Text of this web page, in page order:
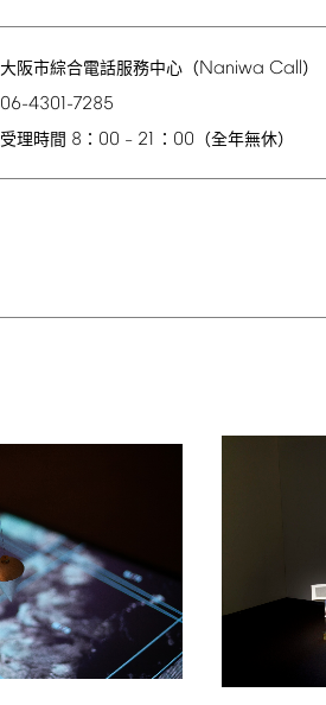
大阪市綜合電話服務中心（Naniwa Call）
06-4301-7285
受理時間 8 ： 00 – 21 ： 00 （全年無休）